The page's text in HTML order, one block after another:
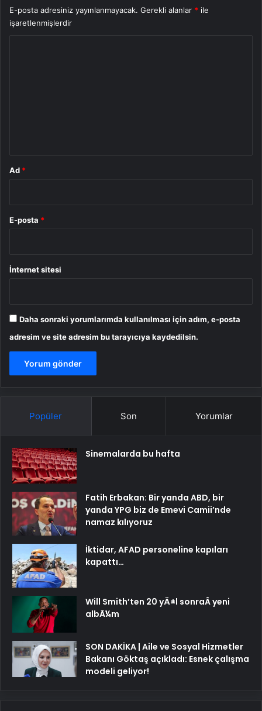
E-posta adresiniz yayınlanmayacak. Gerekli alanlar * ile
işaretlenmişlerdir
Ad *
E-posta *
İnternet sitesi
Daha sonraki yorumlarımda kullanılması için adım, e-posta
adresim ve site adresim bu tarayıcıya kaydedilsin.
Popüler Son Yorumlar
Sinemalarda bu hafta
Fatih Erbakan: Bir yanda ABD, bir
yanda YPG biz de Emevi Camii’nde
namaz kılıyoruz
İktidar, AFAD personeline kapıları
kapattı…
Will Smith’ten 20 yÄ±l sonraÂ yeni
albÃ¼m
SON DAKİKA | Aile ve Sosyal Hizmetler
Bakanı Göktaş açıkladı: Esnek çalışma
modeli geliyor!